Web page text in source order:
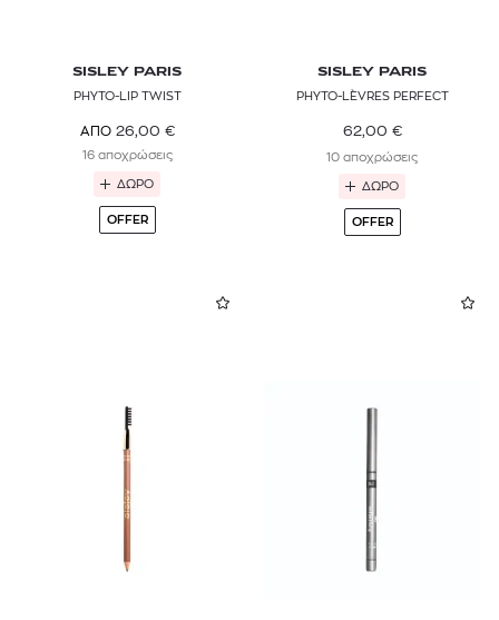
SISLEY PARIS
PHYTO-LIP TWIST
ΑΠΟ 26,00 €
16 αποχρώσεις
ΔΩΡΟ
OFFER
SISLEY PARIS
PHYTO-LÈVRES PERFECT
62,00 €
10 αποχρώσεις
ΔΩΡΟ
OFFER